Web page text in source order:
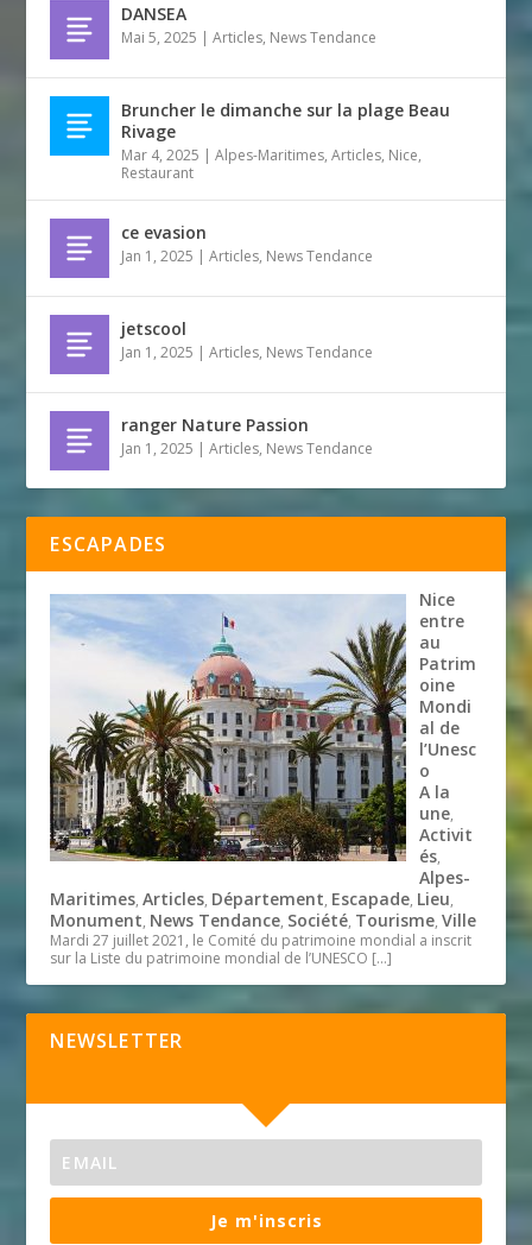
DANSEA
Mai 5, 2025 |Articles, News Tendance
Bruncher le dimanche sur la plage Beau
Rivage
Mar 4, 2025 |Alpes-Maritimes,Articles, Nice,
Restaurant
ce evasion
Jan 1, 2025 |Articles, News Tendance
jetscool
Jan 1, 2025 |Articles, News Tendance
ranger Nature Passion
Jan 1, 2025 |Articles, News Tendance
ESCAPADES
Nice
entre
au
Patrim
oine
Mondi
al de
l’Unesc
o
A la
une,
Activit
és,
Alpes-
Maritimes,Articles, Département, Escapade, Lieu,
Monument, News Tendance, Société, Tourisme,Ville
Mardi 27 juillet 2021, le Comité du patrimoine mondial a inscrit
sur la Liste du patrimoine mondial de l’UNESCO […]
NEWSLETTER
Je m'inscris